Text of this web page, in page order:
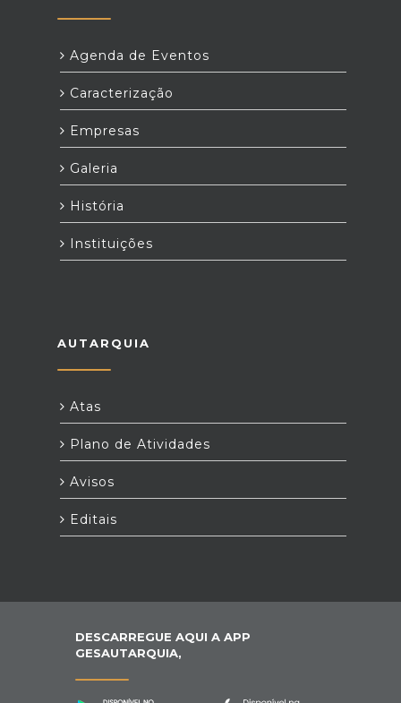
Agenda de Eventos
Caracterização
Empresas
Galeria
História
Instituições
AUTARQUIA
Atas
Plano de Atividades
Avisos
Editais
DESCARREGUE AQUI A APP
GESAUTARQUIA,